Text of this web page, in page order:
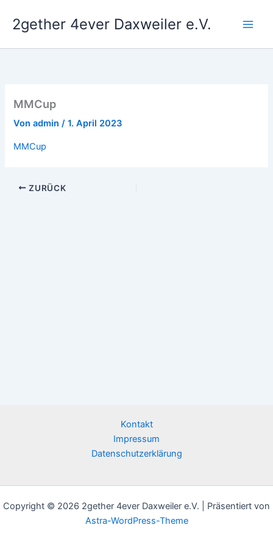
Inhalt
springen
2gether 4ever Daxweiler e.V.
MMCup
Vonadmin/1. April 2023
MMCup
ZURÜCK
Kontakt
Impressum
Datenschutzerklärung
Copyright © 2026 2gether 4ever Daxweiler e.V. | Präsentiert von
Astra-WordPress-Theme